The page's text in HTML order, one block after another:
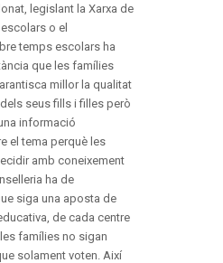
legislant la Xarxa de
o el
temps escolars ha
que les famílies
millor la qualitat
seus fills i filles però
informació
el tema perquè les
amb coneixement
ha de
siga una aposta de
de cada centre
les famílies no sigan
solament voten. Així